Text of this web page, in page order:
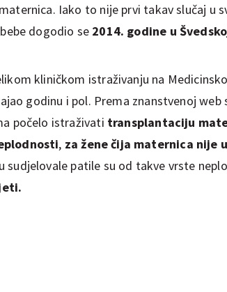
Iako to nije prvi takav slučaj u
dogodio se 2014. godine u
kliničkom istraživanju na
godinu i pol. Prema znanstvenoj web
počelo istraživati transplantaciju
, za žene čija maternica nije
sudjelovale patile su od takve vrste